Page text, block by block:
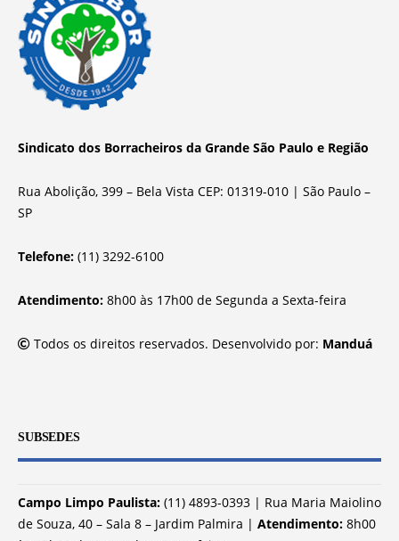
Sindicato dos Borracheiros da Grande São Paulo e Região
Rua Abolição, 399 – Bela Vista CEP: 01319-010 | São Paulo –
SP
Telefone: (11) 3292-6100
Atendimento: 8h00 às 17h00 de Segunda a Sexta-feira
Todos os direitos reservados. Desenvolvido por: Manduá
SUBSEDES
Campo Limpo Paulista: (11) 4893-0393 | Rua Maria Maiolino
de Souza, 40 – Sala 8 – Jardim Palmira | Atendimento: 8h00